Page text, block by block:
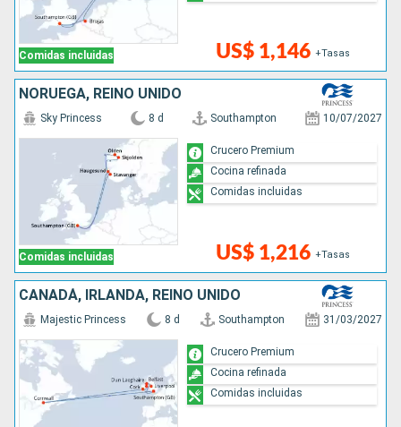
Comidas incluidas US$ 1,146 +Tasas
NORUEGA, REINO UNIDO
Comidas incluidas
Sky Princess 8 d Southampton 10/07/2027
US$ 1,216 +Tasas
Crucero Premium
Cocina refinada
Comidas incluidas
CANADÁ, IRLANDA, REINO UNIDO
Majestic Princess 8 d Southampton 31/03/2027
Crucero Premium
Cocina refinada
Comidas incluidas